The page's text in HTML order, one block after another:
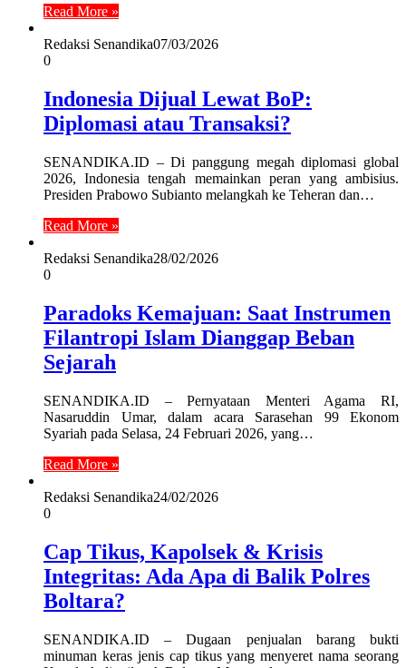
Read More »
Redaksi Senandika07/03/2026
0
Indonesia Dijual Lewat BoP:
Diplomasi atau Transaksi?
SENANDIKA.ID – Di panggung megah diplomasi global
2026, Indonesia tengah memainkan peran yang ambisius.
Presiden Prabowo Subianto melangkah ke Teheran dan…
Read More »
Redaksi Senandika28/02/2026
0
Paradoks Kemajuan: Saat Instrumen
Filantropi Islam Dianggap Beban
Sejarah
SENANDIKA.ID – Pernyataan Menteri Agama RI,
Nasaruddin Umar, dalam acara Sarasehan 99 Ekonom
Syariah pada Selasa, 24 Februari 2026, yang…
Read More »
Redaksi Senandika24/02/2026
0
Cap Tikus, Kapolsek & Krisis
Integritas: Ada Apa di Balik Polres
Boltara?
SENANDIKA.ID – Dugaan penjualan barang bukti
minuman keras jenis cap tikus yang menyeret nama seorang